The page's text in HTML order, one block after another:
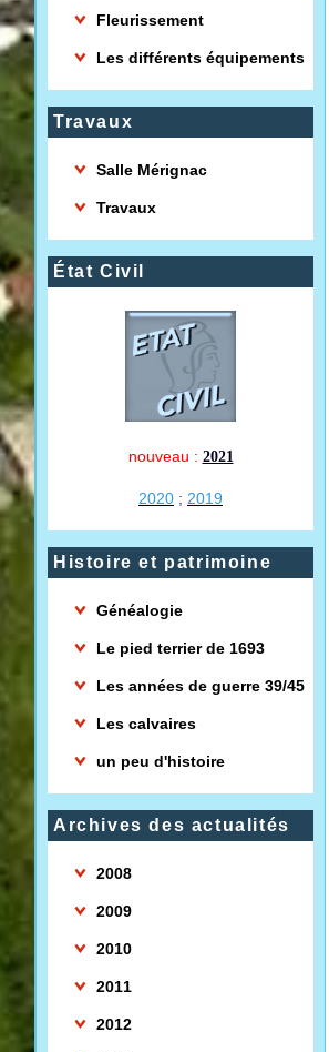
Fleurissement
Les différents équipements
Travaux
Salle Mérignac
Travaux
État Civil
nouveau : 2021
2020 ; 2019
Histoire et patrimoine
Généalogie
Le pied terrier de 1693
Les années de guerre 39/45
Les calvaires
un peu d'histoire
Archives des actualités
2008
2009
2010
2011
2012